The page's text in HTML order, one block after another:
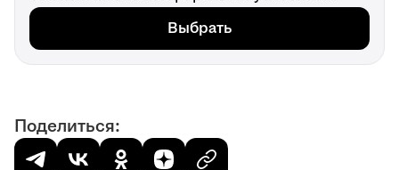
Выбрать
Поделиться: